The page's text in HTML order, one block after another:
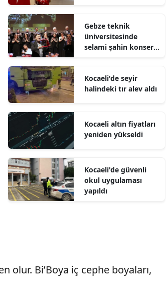
Kırklareli
Kırşehir
Kocaeli
Konya
Malatya
Kahramanmaraş
Mardin
Gebze teknik
üniversitesinde
selami şahin konseri
Kocaeli'de seyir
halindeki tır alev aldı
Kocaeli altın fiyatları
yeniden yükseldi
Kocaeli'de güvenli
okul uygulaması
yapıldı
olur. Bi’Boya iç cephe boyaları,